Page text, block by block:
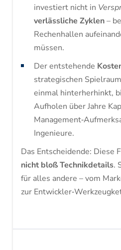
investiert nicht in
verlässliche Zyklen–
Rechenhallen
müssen.
Der entstehende
strategischen
einmal hinterherhinkt,
Aufholen über Jahre
Ingenieure.
Das Entscheidende: Diese
nicht bloß Technikdetails.
für alles andere – vom
zur